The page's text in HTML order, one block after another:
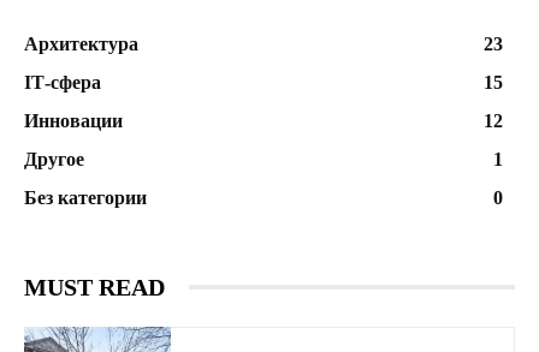
Архитектура
23
ІТ-сфера
15
Инновации
12
Другое
1
Без категории
0
MUST READ